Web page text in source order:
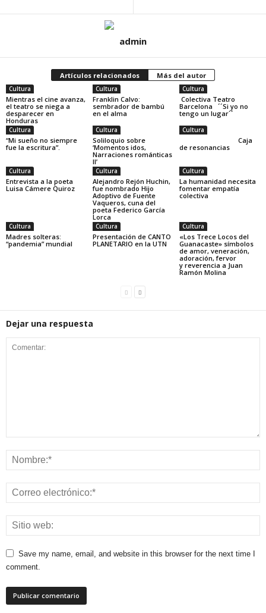
admin
Artículos relacionados Más del autor
Cultura
Mientras el cine avanza,
el teatro se niega a
desparecer en
Honduras
Cultura
Franklin Calvo:
sembrador de bambú
en el alma
Cultura
Colectiva Teatro
Barcelona ´´Si yo no
tengo un lugar´´
Cultura
“Mi sueño no siempre
fue la escritura”.
Cultura
Soliloquio sobre
‘Momentos idos,
Narraciones románticas
II’
Cultura
Caja
de resonancias
Cultura
Entrevista a la poeta
Luisa Cámere Quiroz
Cultura
Alejandro Rejón Huchin,
fue nombrado Hijo
Adoptivo de Fuente
Vaqueros, cuna del
poeta Federico García
Lorca
Cultura
La humanidad necesita
fomentar empatía
colectiva
Cultura
Madres solteras:
“pandemia” mundial
Cultura
Presentación de CANTO
PLANETARIO en la UTN
Cultura
«Los Trece Locos del
Guanacaste» símbolos
de amor, veneración,
adoración, fervor
y reverencia a Juan
Ramón Molina
Dejar una respuesta
Save my name, email, and website in this browser for the next time I
comment.